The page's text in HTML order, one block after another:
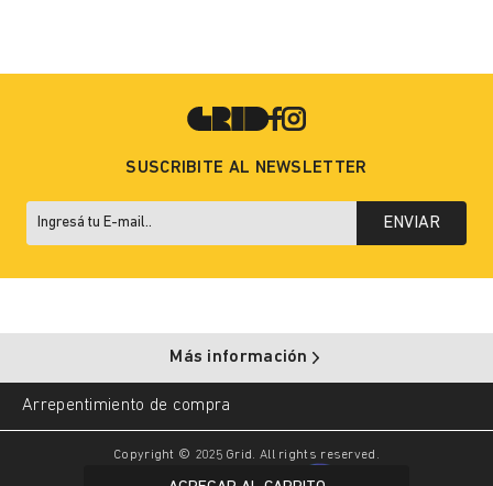
SUSCRIBITE AL NEWSLETTER
ENVIAR
Más información
Arrepentimiento de compra
Copyright © 2025 Grid. All rights reserved.